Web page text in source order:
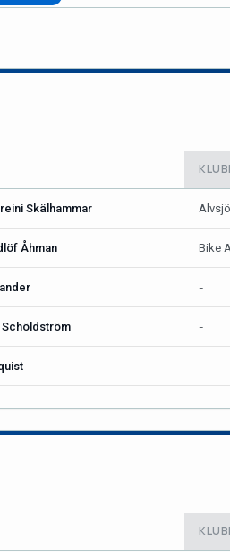
Skälhammar
Åhman Bike
-
Schöldström -
-